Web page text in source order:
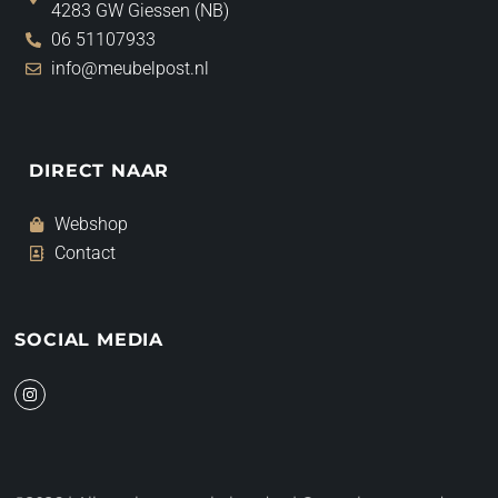
4283 GW Giessen (NB)
06 51107933
info@meubelpost.nl
DIRECT NAAR
Webshop
Contact
SOCIAL MEDIA
I
n
s
a